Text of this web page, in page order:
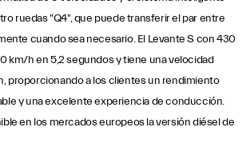
ruedas "Q4", que puede transferir el par entre
cuando sea necesario. El Levante S con 430
km/h en 5,2 segundos y tiene una velocidad
proporcionando a los clientes un rendimiento
y una excelente experiencia de conducción.
en los mercados europeos la versión diésel de